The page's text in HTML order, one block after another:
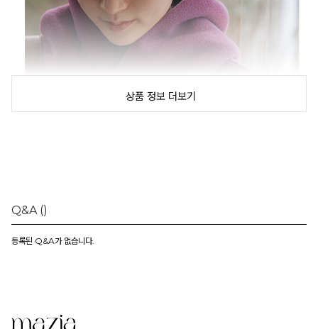
상품 정보 더보기
Q&A ()
등록된 Q&A가 없습니다.